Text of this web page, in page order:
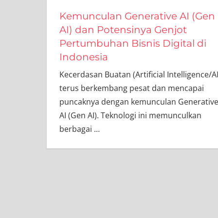
Kemunculan Generative AI (Gen
AI) dan Potensinya Genjot
Pertumbuhan Bisnis Digital di
Indonesia
Kecerdasan Buatan (Artificial Intelligence/
terus berkembang pesat dan mencapai
puncaknya dengan kemunculan Generative
AI (Gen AI). Teknologi ini memunculkan
berbagai …